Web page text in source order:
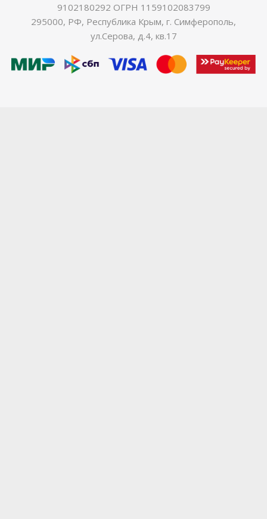
9102180292 ОГРН 1159102083799
295000, РФ, Республика Крым, г. Симферополь,
ул.Серова, д.4, кв.17